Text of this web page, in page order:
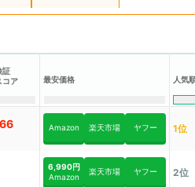
証
コア
最安価格 人気
Amazon 楽天市場 ヤフー 1位
6,990円
Amazon
楽天市場 ヤフー 2位